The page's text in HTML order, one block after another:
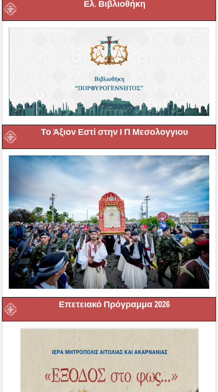
Ελ. Βιβλιοθήκη
Το Άξιον Εστί στην Ι Π Μεσολογγιου
Επετειακό Πρόγραμμα 2026